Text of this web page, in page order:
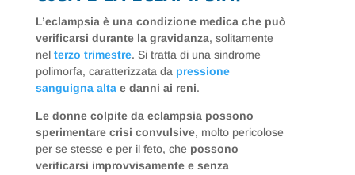
L’eclampsia è una condizione medica che può
verificarsi durante la gravidanza, solitamente
nel terzo trimestre. Si tratta di una sindrome
polimorfa, caratterizzata da pressione
sanguigna altae danni ai reni.
Le donne colpite da eclampsia possono
sperimentare crisi convulsive, molto pericolose
per se stesse e per il feto, che possono
verificarsi improvvisamente e senza